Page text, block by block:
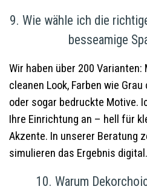
9. Wie wähle ich die
besseamige
Wir haben über 200
cleanen Look, Farben wie
oder sogar bedruckte Motive.
Ihre Einrichtung an – hell für
Akzente. In unserer Beratung
simulieren das Ergebnis digital.
10. Warum